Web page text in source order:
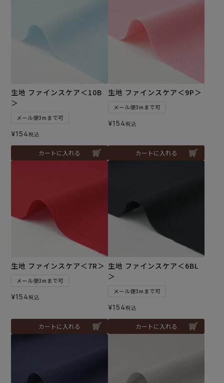
生地 ファインスケア＜10B
＞
メール便3mまで可
¥154税込
カートに入れる
生地 ファインスケア＜9P＞
メール便3mまで可
¥154税込
カートに入れる
生地 ファインスケア＜7R＞
メール便3mまで可
¥154税込
カートに入れる
生地 ファインスケア＜6BL
＞
メール便3mまで可
¥154税込
カートに入れる